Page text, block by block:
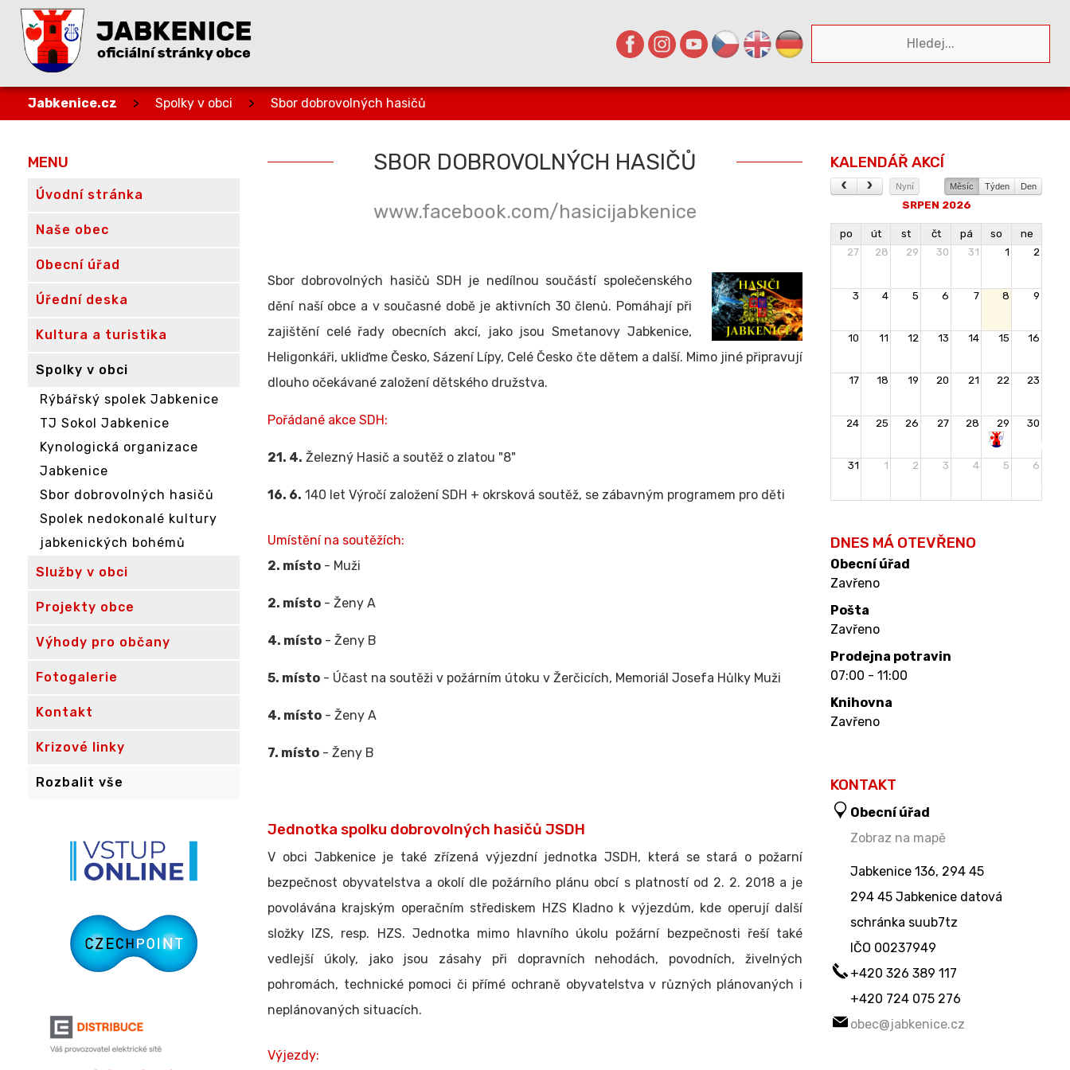
Jabkenice.cz > Spolky v obci > Sbor dobrovolných hasičů
MENU
Úvodní stránka
Naše obec
Obecní úřad
Úřední deska
Kultura a turistika
Spolky v obci
Rýbářský spolek Jabkenice
TJ Sokol Jabkenice
Kynologická organizace
Jabkenice
Sbor dobrovolných hasičů
Spolek nedokonalé kultury
jabkenických bohémů
Služby v obci
Projekty obce
Výhody pro občany
Fotogalerie
Kontakt
Krizové linky
Rozbalit vše
SBOR DOBROVOLNÝCH HASIČŮ
www.facebook.com/hasicijabkenice
Sbor dobrovolných hasičů SDH je nedílnou součástí společenského
dění naší obce a v současné době je aktivních 30 členů. Pomáhají při
zajištění celé řady obecních akcí, jako jsou Smetanovy Jabkenice,
Heligonkáři, ukliďme Česko, Sázení Lípy, Celé Česko čte dětem a další. Mimo jiné připravují
dlouho očekávané založení dětského družstva.
Pořádané akce SDH:
21. 4. Železný Hasič a soutěž o zlatou "8"
16. 6. 140 let Výročí založení SDH + okrsková soutěž, se zábavným programem pro děti
Umístění na soutěžích:
2. místo - Muži
2. místo - Ženy A
4. místo - Ženy B
5. místo - Účast na soutěži v požárním útoku v Žerčicích, Memoriál Josefa Hůlky Muži
4. místo - Ženy A
7. místo - Ženy B
Jednotka spolku dobrovolných hasičů JSDH
V obci Jabkenice je také zřízená výjezdní jednotka JSDH, která se stará o požarní
bezpečnost obyvatelstva a okolí dle požárního plánu obcí s platností od 2. 2. 2018 a je
povolávána krajským operačním střediskem HZS Kladno k výjezdům, kde operují další
složky IZS, resp. HZS. Jednotka mimo hlavního úkolu požární bezpečnosti řeší také
vedlejší úkoly, jako jsou zásahy při dopravních nehodách, povodních, živelných
pohromách, technické pomoci či přímé ochraně obyvatelstva v různých plánovaných i
neplánovaných situacích.
Výjezdy:
KALENDÁŘ AKCÍ
Nyní Měsíc Týden Den
SRPEN 2026
po út st čt pá so
ne
27
28 29 30 31 1 2
3 4 5 6 7 8 9
10 11 12 13 14 15 16
17 18 19 20 21 22 23
24 25 26 27 28 29
30
Rozloučení
prázdninami
31 1 2 3 4 5 6
DNES MÁ OTEVŘENO
Obecní úřad
Zavřeno
Pošta
Zavřeno
Prodejna potravin
07:00 - 11:00
Knihovna
Zavřeno
KONTAKT
Obecní úřad
Zobraz na mapě
Jabkenice 136, 294 45
294 45 Jabkenice datová
schránka suub7tz
IČO 00237949
+420 326 389 117
+420 724 075 276
obec@jabkenice.cz